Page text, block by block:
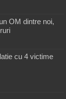
OM dintre noi,
cu 4 victime